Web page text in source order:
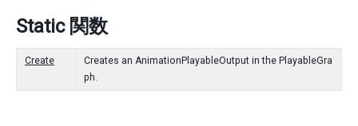
Static 関数
Create
Creates an AnimationPlayableOutput in the PlayableGra
ph.